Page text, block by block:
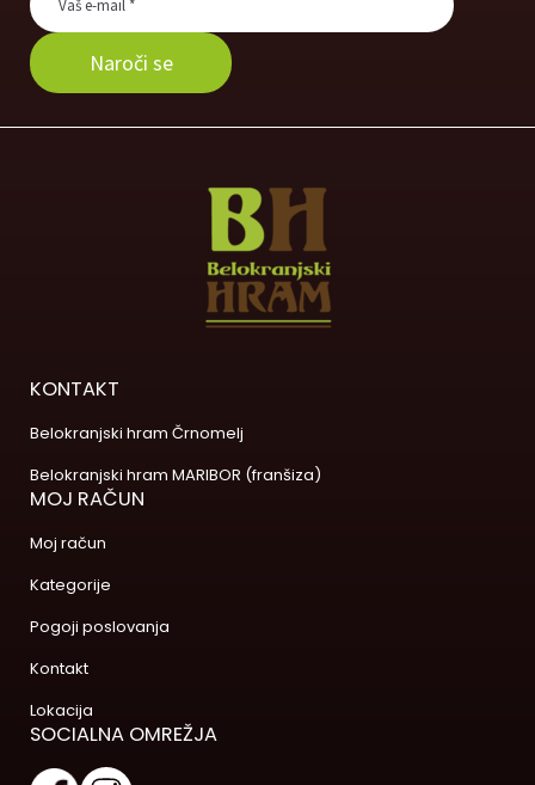
KONTAKT
Belokranjski hram Črnomelj
Belokranjski hram MARIBOR (franšiza)
MOJ RAČUN
Moj račun
Kategorije
Pogoji poslovanja
Kontakt
Lokacija
SOCIALNA OMREŽJA